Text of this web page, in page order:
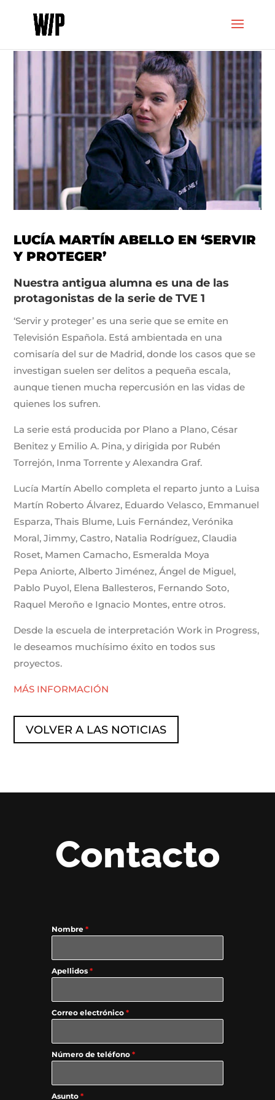
LUCÍA MARTÍN ABELLO EN ‘SERVIR
Y PROTEGER’
Nuestra antigua alumna es una de las
protagonistas de la serie de TVE 1
‘Servir y proteger’ es una serie que se emite en
Televisión Española. Está ambientada en una
comisaría del sur de Madrid, donde los casos que se
investigan suelen ser delitos a pequeña escala,
aunque tienen mucha repercusión en las vidas de
quienes los sufren.
La serie está producida por Plano a Plano, César
Benitez y Emilio A. Pina, y dirigida por Rubén
Torrejón, Inma Torrente y Alexandra Graf.
Lucía Martín Abello completa el reparto junto a Luisa
Martín Roberto Álvarez, Eduardo Velasco, Emmanuel
Esparza, Thais Blume, Luis Fernández, Verónika
Moral, Jimmy, Castro, Natalia Rodríguez, Claudia
Roset, Mamen Camacho, Esmeralda Moya
Pepa Aniorte, Alberto Jiménez, Ángel de Miguel,
Pablo Puyol, Elena Ballesteros, Fernando Soto,
Raquel Meroño e Ignacio Montes, entre otros.
Desde la escuela de interpretación Work in Progress,
le deseamos muchísimo éxito en todos sus
proyectos.
MÁS INFORMACIÓN
VOLVER A LAS NOTICIAS
Contacto
Nombre*
Apellidos*
Correo electrónico*
Número de teléfono*
Asunto*